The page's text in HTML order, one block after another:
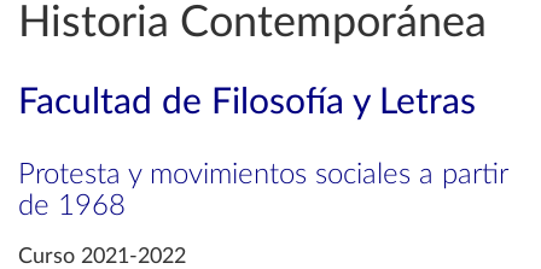
Historia Contemporánea
Facultad de Filosofía y Letras
Protesta y movimientos sociales a partir
de 1968
Curso 2021-2022